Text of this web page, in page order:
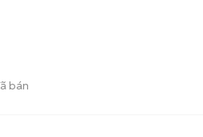
bán